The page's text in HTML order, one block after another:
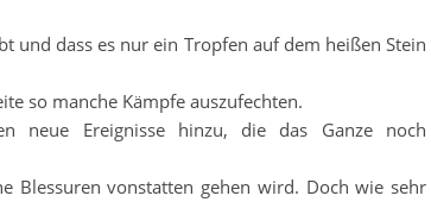
und dass es nur ein Tropfen auf dem heißen Stein
so manche Kämpfe auszufechten.
neue Ereignisse hinzu, die das Ganze noch
Blessuren vonstatten gehen wird. Doch wie sehr